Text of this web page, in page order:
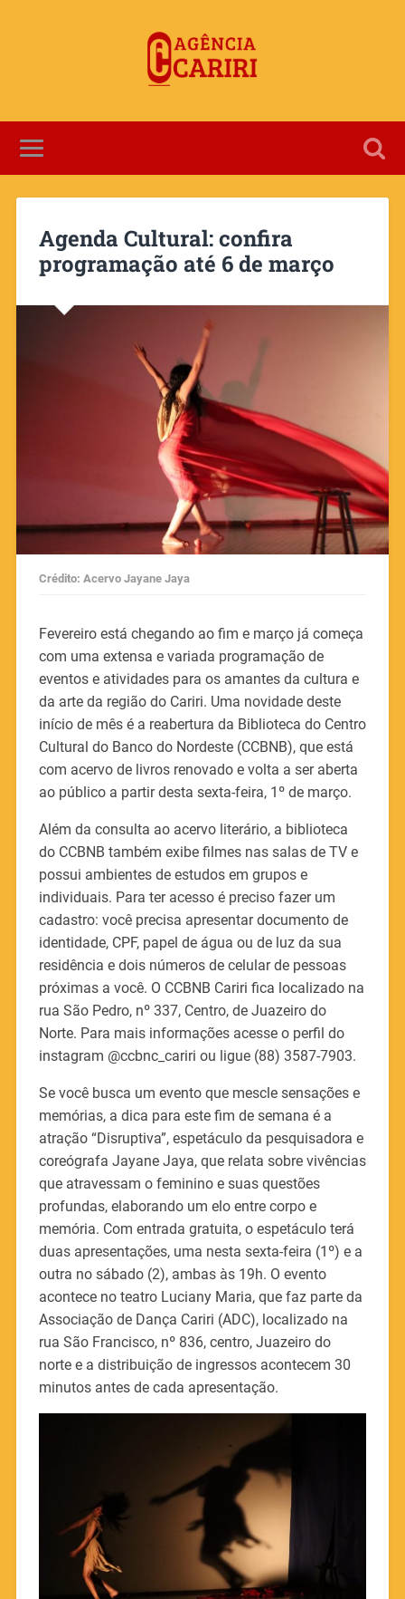
Agenda Cultural: confira
programação até 6 de março
Crédito: Acervo Jayane Jaya
Fevereiro está chegando ao fim e março já começa
com uma extensa e variada programação de
eventos e atividades para os amantes da cultura e
da arte da região do Cariri. Uma novidade deste
início de mês é a reabertura da Biblioteca do Centro
Cultural do Banco do Nordeste (CCBNB), que está
com acervo de livros renovado e volta a ser aberta
ao público a partir desta sexta-feira, 1º de março.
Além da consulta ao acervo literário, a biblioteca
do CCBNB também exibe filmes nas salas de TV e
possui ambientes de estudos em grupos e
individuais. Para ter acesso é preciso fazer um
cadastro: você precisa apresentar documento de
identidade, CPF, papel de água ou de luz da sua
residência e dois números de celular de pessoas
próximas a você. O CCBNB Cariri fica localizado na
rua São Pedro, nº 337, Centro, de Juazeiro do
Norte. Para mais informações acesse o perfil do
instagram @ccbnc_cariri ou ligue (88) 3587-7903.
Se você busca um evento que mescle sensações e
memórias, a dica para este fim de semana é a
atração “Disruptiva”, espetáculo da pesquisadora e
coreógrafa Jayane Jaya, que relata sobre vivências
que atravessam o feminino e suas questões
profundas, elaborando um elo entre corpo e
memória. Com entrada gratuita, o espetáculo terá
duas apresentações, uma nesta sexta-feira (1º) e a
outra no sábado (2), ambas às 19h. O evento
acontece no teatro Luciany Maria, que faz parte da
Associação de Dança Cariri (ADC), localizado na
rua São Francisco, nº 836, centro, Juazeiro do
norte e a distribuição de ingressos acontecem 30
minutos antes de cada apresentação.